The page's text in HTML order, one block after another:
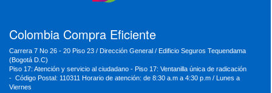
Colombia Compra Eficiente
Carrera 7 No 26 - 20 Piso 23 / Dirección General / Edificio Seguros Tequendama
(Bogotá D.C)
Piso 17: Atención y servicio al ciudadano - Piso 17: Ventanilla única de radicación
- Código Postal: 110311 Horario de atención: de 8:30 a.m a 4:30 p.m / Lunes a
Viernes